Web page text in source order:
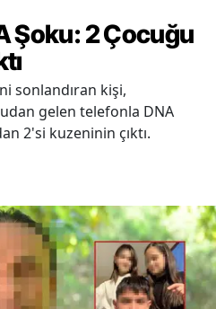
Şoku: 2 Çocuğu
sonlandıran kişi,
gelen telefonla DNA
2'si kuzeninin çıktı.